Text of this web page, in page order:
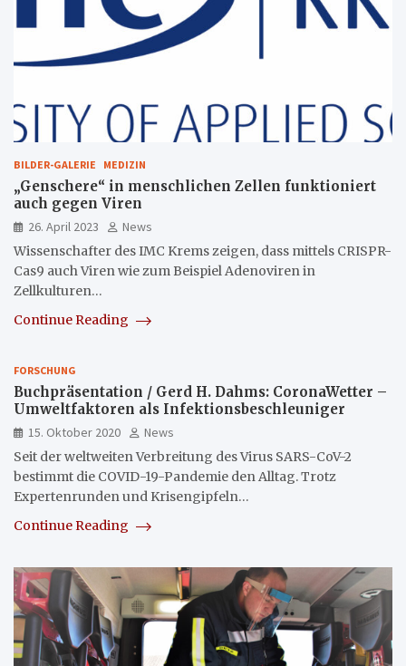
BILDER-GALERIE MEDIZIN
„Genschere“ in menschlichen Zellen funktioniert
auch gegen Viren
26. April 2023
News
Wissenschafter des IMC Krems zeigen, dass mittels CRISPR-
Cas9 auch Viren wie zum Beispiel Adenoviren in
Zellkulturen…
Continue Reading
FORSCHUNG
Buchpräsentation / Gerd H. Dahms: CoronaWetter –
Umweltfaktoren als Infektionsbeschleuniger
15. Oktober 2020
News
Seit der weltweiten Verbreitung des Virus SARS-CoV-2
bestimmt die COVID-19-Pandemie den Alltag. Trotz
Expertenrunden und Krisengipfeln…
Continue Reading